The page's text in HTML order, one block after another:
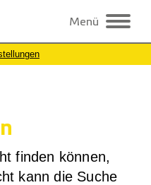
Menü
finden können,
kann die Suche